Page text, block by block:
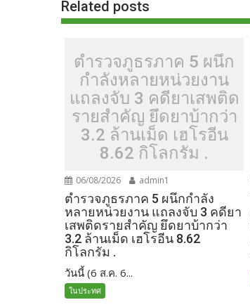
k
Related posts
ตำรวจภูธรภาค 5 ผนึก
กำลังหลายหน่วยงาน
แถลงจับ 3 คดียาเสพติด
รายสำคัญ ยึดยาบ้ากว่า
3.2 ล้านเม็ด เฮโรอีน
8.62 กิโลกรัม .
06/08/2026 admin1
ตำรวจภูธรภาค 5 ผนึกกำลัง
หลายหน่วยงาน แถลงจับ 3 คดียา
เสพติดรายสำคัญ ยึดยาบ้ากว่า
3.2 ล้านเม็ด เฮโรอีน 8.62
กิโลกรัม .
วันนี้ (6 ส.ค. 6...
ในประทศ